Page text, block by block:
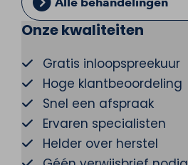
Onze kwaliteiten
Gratis inloopspreekuur
Hoge klantbeoordeling
Snel een afspraak
Ervaren specialisten
Helder over herstel